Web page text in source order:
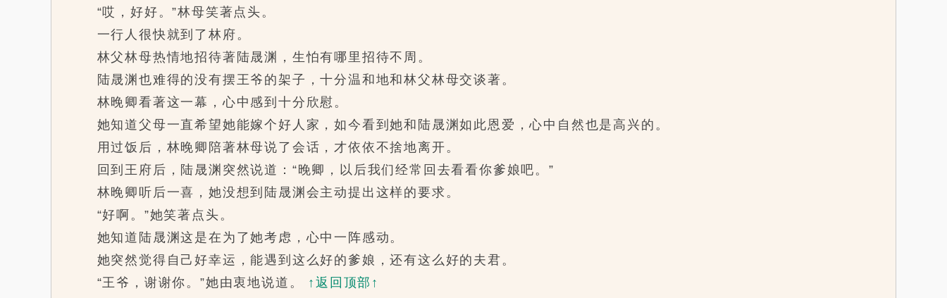
“哎，好好。”林母笑著点头。
一行人很快就到了林府。
林父林母热情地招待著陆晟渊，生怕有哪里招待不周。
陆晟渊也难得的没有摆王爷的架子，十分温和地和林父林母交谈著。
林晚卿看著这一幕，心中感到十分欣慰。
她知道父母一直希望她能嫁个好人家，如今看到她和陆晟渊如此恩爱，心中自然也是高兴的。
用过饭后，林晚卿陪著林母说了会话，才依依不捨地离开。
回到王府后，陆晟渊突然说道：“晚卿，以后我们经常回去看看你爹娘吧。”
林晚卿听后一喜，她没想到陆晟渊会主动提出这样的要求。
“好啊。”她笑著点头。
她知道陆晟渊这是在为了她考虑，心中一阵感动。
她突然觉得自己好幸运，能遇到这么好的爹娘，还有这么好的夫君。
“王爷，谢谢你。”她由衷地说道。 ↑返回顶部↑